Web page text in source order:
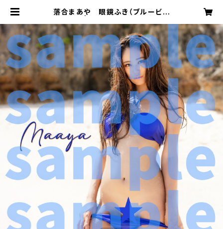
落合まあや 眼鏡ふき（ブルービキ